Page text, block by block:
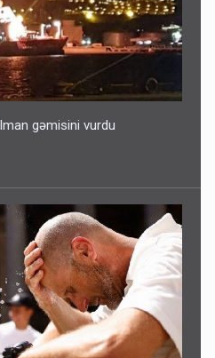
gəmisini vurdu